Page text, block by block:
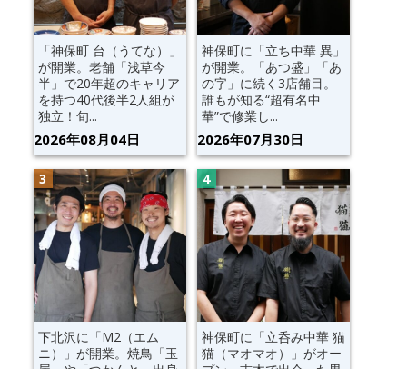
「神保町 台（うてな）」
が開業。老舗「浅草今
半」で20年超のキャリア
を持つ40代後半2人組が
独立！旬...
2026年08月04日
神保町に「立ち中華 異」
が開業。「あつ盛」「あ
の字」に続く3店舗目。
誰もが知る“超有名中
華”で修業し...
2026年07月30日
下北沢に「M2（エム
ニ）」が開業。焼鳥「玉
神保町に「立呑み中華 猫
猫（マオマオ）」がオー